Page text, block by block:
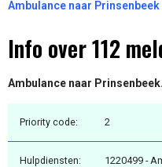
Ambulance naar
Info over 112
Ambulance naar Prinsenbeek.
Priority code: 2
Hulpdiensten:
1220499 -